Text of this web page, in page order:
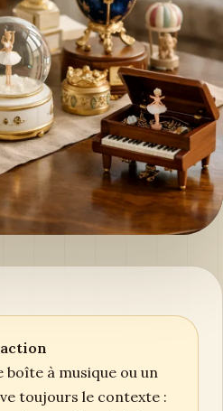
boîte à musique ou un
toujours le contexte :